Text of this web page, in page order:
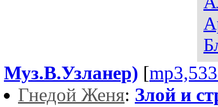
Муз.В.Узланер) [
Гнедой Женя: Злой и